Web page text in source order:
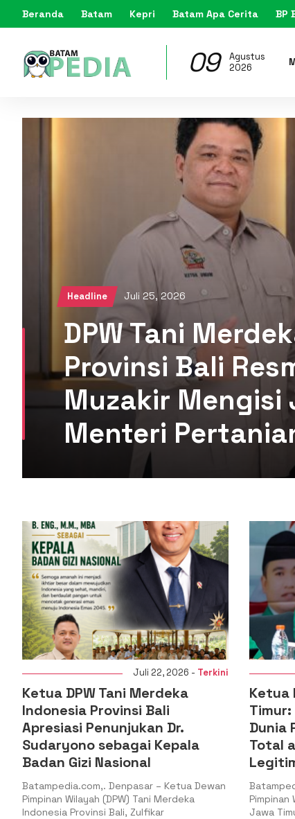
Beranda Batam Kepri Batam Apa Cerita BP
09
Agustus
2026
Headline Juli 25, 2026
DPW Tani
Provinsi Bali
Muzakir Mengisi
Menteri
Juli 22, 2026 -Terkini
Ketua PW GP Ansor Jawa
Timur: Gaza Menguji Nurani
Dunia PBB Harus Reformasi
Total atau Kehilangan
Legitimasi
Batampedia.com,. Surabaya – Ketua
Pimpinan Wilayah Gerakan Pemuda Ansor
Jawa Timur, H. Musaffa Safril,
PKC
PMII
Riau